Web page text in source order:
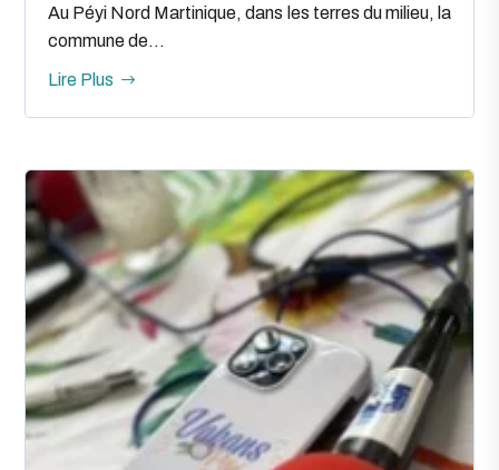
Au Péyi Nord Martinique, dans les terres du milieu, la
commune de...
Lire Plus